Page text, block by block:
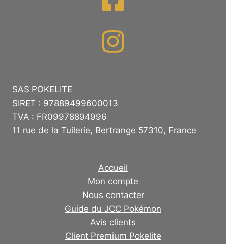
SAS POKELITE
SIRET : 97889499600013
TVA : FR09978894996
11 rue de la Tuilerie, Bertrange 57310, France
Accueil
Mon compte
Nous contacter
Guide du JCC Pokémon
Avis clients
Client Premium Pokelite